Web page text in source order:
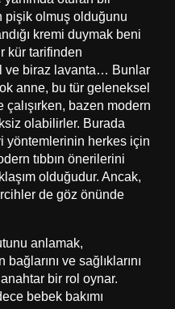
pişik olmuş olduğunu
kremi duymak beni
kür tarifinden
ve biraz lavanta… Bunlar
anne, bu tür geleneksel
bazen modern
olabilirler. Burada
yöntemlerinin herkes için
tıbbın önerilerini
olduğudur. Ancak,
de göz önünde
anlamak,
ve sağlıklarını
anahtar bir rol oynar.
bebek bakımı